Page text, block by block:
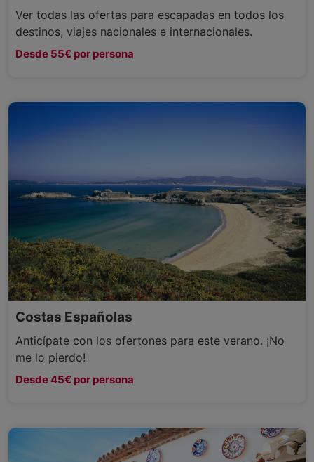
Ver todas las ofertas para escapadas en todos los
destinos, viajes nacionales e internacionales.
Desde 55€ por persona
Costas Españolas
Anticípate con los ofertones para este verano. ¡No
me lo pierdo!
Desde 45€ por persona